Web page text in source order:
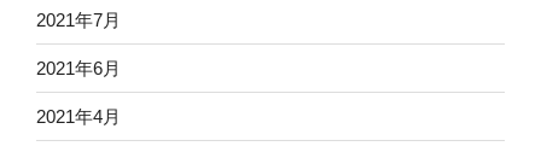
2021年7月
2021年6月
2021年4月